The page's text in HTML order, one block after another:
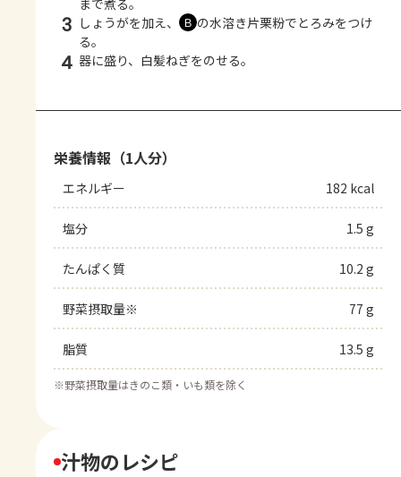
まで煮る。
3 しょうがを加え、 Ｂ の水溶き片栗粉でとろみをつけ
る。
4 器に盛り、白髪ねぎをのせる。
栄養情報（1人分）
エネルギー 182 kcal
塩分 1.5 g
たんぱく質 10.2 g
野菜摂取量※ 77 g
脂質 13.5 g
※野菜摂取量はきのこ類・いも類を除く
汁物のレシピ